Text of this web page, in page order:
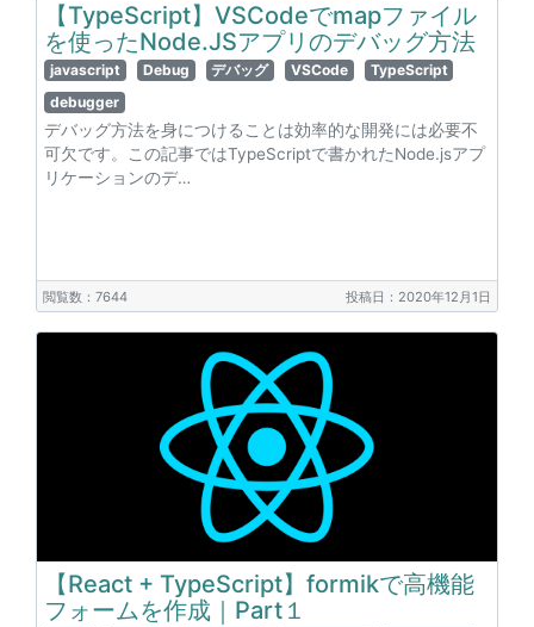
【TypeScript】VSCodeでmapファイル
を使ったNode.JSアプリのデバッグ方法
javascript Debug デバッグ VSCode
TypeScript
debugger
デバッグ方法を身につけることは効率的な開発には必要不
可欠です。この記事ではTypeScriptで書かれたNode.jsアプ
リケーションのデ…
閲覧数：7644 投稿日：2020年12月1日
【React + TypeScript】formikで高機能
フォームを作成｜Part１